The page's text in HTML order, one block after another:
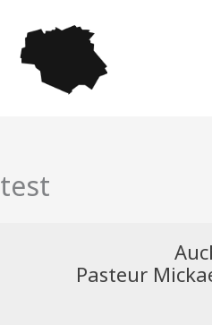
contenu
test
Pasteur